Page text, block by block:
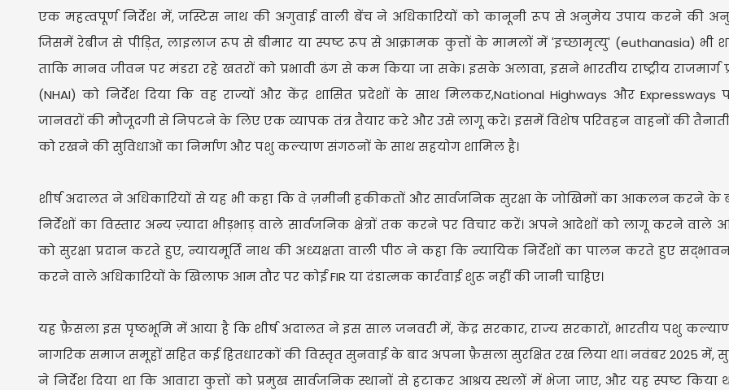
एक महत्वपूर्ण निर्देश में, जस्टिस नाथ की अगुवाई वाली बेंच ने अधिकारियों को कानूनी रूप से अनुमेय उपाय करने की
जिसमें रेबीज से पीड़ित, लाइलाज रूप से बीमार या स्पष्ट रूप से आक्रामक कुत्तों के मामलों में 'इच्छामृत्यु' (euthanasia) भी
ताकि मानव जीवन पर मंडरा रहे खतरों को प्रभावी ढंग से कम किया जा सके। इसके अलावा, इसने भारतीय राष्ट्रीय राजमार्ग
(NHAI) को निर्देश दिया कि वह राज्यों और केंद्र शासित प्रदेशों के साथ मिलकर,National Highways और Expressways
जानवरों की मौजूदगी से निपटने के लिए एक व्यापक तंत्र तैयार करे और उसे लागू करे। इसमें विशेष परिवहन वाहनों की
को रखने की सुविधाओं का निर्माण और पशु कल्याण संगठनों के साथ सहयोग शामिल है।
शीर्ष अदालत ने अधिकारियों से यह भी कहा कि वे ज़मीनी हकीकतों और सार्वजनिक सुरक्षा के जोखिमों का आकलन करने के
निर्देशों का विस्तार अन्य ज़्यादा भीड़भाड़ वाले सार्वजनिक क्षेत्रों तक करने पर विचार करें। अपने आदेशों को लागू करने वाले
को सुरक्षा प्रदान करते हुए, न्यायमूर्ति नाथ की अध्यक्षता वाली पीठ ने कहा कि न्यायिक निर्देशों का पालन करते हुए
करने वाले अधिकारियों के खिलाफ आम तौर पर कोई FIR या दंडात्मक कार्रवाई शुरू नहीं की जानी चाहिए।
यह फ़ैसला इस पृष्ठभूमि में आया है कि शीर्ष अदालत ने इस साल जनवरी में, केंद्र सरकार, राज्य सरकारों, भारतीय पशु कल्याण
नागरिक समाज समूहों सहित कई हितधारकों की विस्तृत सुनवाई के बाद अपना फ़ैसला सुरक्षित रख लिया था। नवंबर 2025 में,
ने निर्देश दिया था कि आवारा कुत्तों को प्रमुख सार्वजनिक स्थानों से हटाकर आश्रय स्थलों में भेजा जाए, और यह स्पष्ट किया